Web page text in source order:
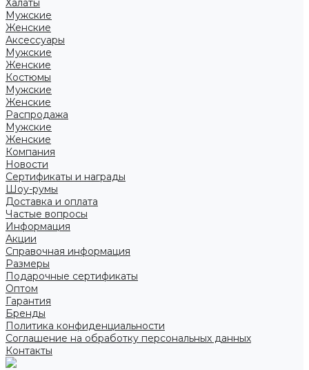
Халаты
Мужские
Женские
Аксессуары
Мужские
Женские
Костюмы
Мужские
Женские
Распродажа
Мужские
Женские
Компания
Новости
Сертификаты и награды
Шоу-румы
Доставка и оплата
Частые вопросы
Информация
Акции
Справочная информация
Размеры
Подарочные сертификаты
Оптом
Гарантия
Бренды
Политика конфиденциальности
Соглашение на обработку персональных данных
Контакты